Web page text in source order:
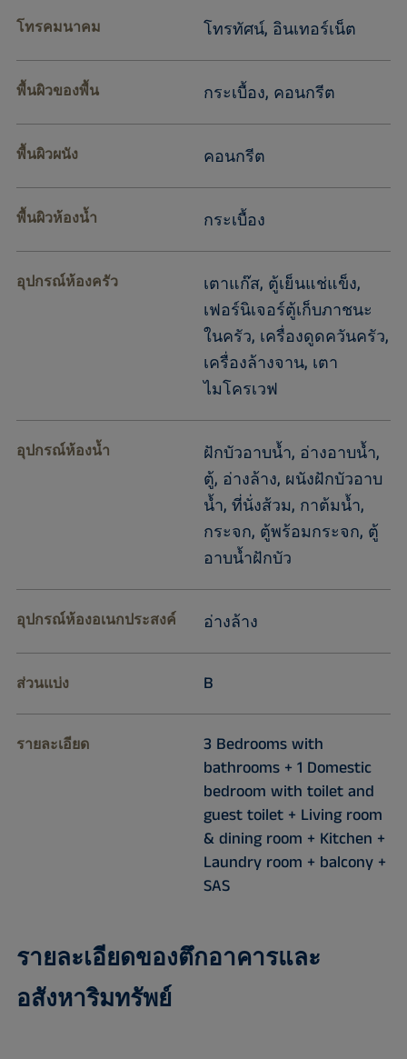
โทรคมนาคม โทรทัศน์, อินเทอร์เน็ต
พื้นผิวของพื้น กระเบื้อง, คอนกรีต
พื้นผิวผนัง คอนกรีต
พื้นผิวห้องน้ำ กระเบื้อง
อุปกรณ์ห้องครัว
เตาแก๊ส, ตู้เย็นแช่แข็ง,
เฟอร์นิเจอร์ตู้เก็บภาชนะ
ในครัว, เครื่องดูดควันครัว,
เครื่องล้างจาน, เตา
ไมโครเวฟ
อุปกรณ์ห้องน้ำ
ฝักบัวอาบน้ำ, อ่างอาบน้ำ,
ตู้, อ่างล้าง, ผนังฝักบัวอาบ
น้ำ, ที่นั่งส้วม, กาต้มน้ำ,
กระจก, ตู้พร้อมกระจก, ตู้
อาบน้ำฝักบัว
อุปกรณ์ห้องอเนกประสงค์ อ่างล้าง
ส่วนแบ่ง B
รายละเอียด
3 Bedrooms with
bathrooms + 1 Domestic
bedroom with toilet and
guest toilet + Living room
& dining room + Kitchen +
Laundry room + balcony +
SAS
รายละเอียดของตึกอาคารและ
อสังหาริมทรัพย์